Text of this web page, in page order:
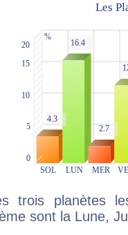
trois planètes
sont la Lune,